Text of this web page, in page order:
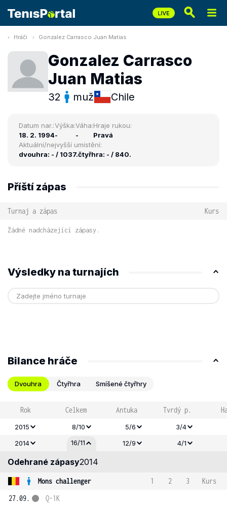
Hráči Gonzalez Carrasco Juan Matias
Gonzalez Carrasco
Juan Matias
32 muž Chile
Datum nar.:
18. 2. 1994
Výška:
-
Váha:
-
Hraje rukou:
Pravá
Aktuální/nejvyšší umístění:
dvouhra: - / 1037.čtyřhra: - / 840.
Příští zápas
Turnaj a zápas Kurs
Žádné nadcházející zápasy.
Výsledky na turnajích
Bilance hráče
Dvouhra Čtyřhra Smíšené čtyřhry
Rok Celkem Antuka Tvrdý p.
2015 8/10 5/6
3/4
2014
16/11 12/9 4/1
Odehrané zápasy2014
Mons challenger 1 2 3
Kurs
27.09.
Q-1K